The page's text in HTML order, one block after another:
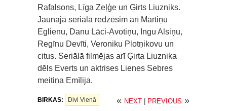
Rafalsons, Līga Zeļģe un Ģirts Liuzniks.
Jaunajā seriālā redzēsim arī Mārtiņu
Eglienu, Danu Lāci-Avotiņu, Ingu Alsiņu,
Regīnu Devīti, Veroniku Plotņikovu un
citus. Seriālā filmējas arī Ģirta Liuznika
dēls Everts un aktrises Lienes Sebres
meitiņa Emīlija.
BIRKAS: Divi Vienā « NEXT | PREVIOUS »